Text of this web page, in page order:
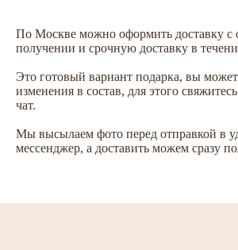
По Москве можно оформить доставку с
получении и срочную доставку в
Это готовый вариант подарка, вы
изменения в состав, для этого
чат.
Мы высылаем фото перед отправкой в
мессенджер, а доставить можем сразу